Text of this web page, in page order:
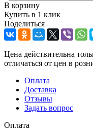
В корзину
Купить в 1 клик
Поделиться
Цена действительна
отличаться от цен в
Оплата
Доставка
Отзывы
Задать вопрос
Оплата